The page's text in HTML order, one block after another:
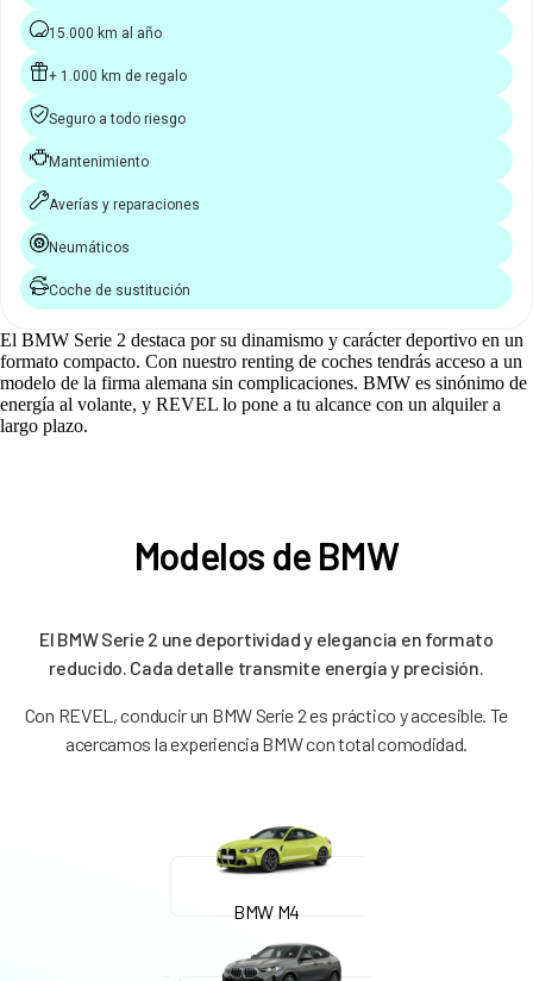
15.000 km al año
+ 1.000 km de regalo
Seguro a todo riesgo
Mantenimiento
Averías y reparaciones
Neumáticos
Coche de sustitución
El BMW Serie 2 destaca por su dinamismo y carácter deportivo en un
formato compacto. Con nuestro renting de coches tendrás acceso a un
modelo de la firma alemana sin complicaciones. BMW es sinónimo de
energía al volante, y REVEL lo pone a tu alcance con un alquiler a
largo plazo.
Modelos de BMW
El BMW Serie 2 une deportividad y elegancia en formato
reducido. Cada detalle transmite energía y precisión.
Con REVEL, conducir un BMW Serie 2 es práctico y accesible. Te
acercamos la experiencia BMW con total comodidad.
BMW M4